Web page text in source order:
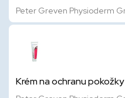
Peter Greven Physioderm
Krém na ochranu pokožky